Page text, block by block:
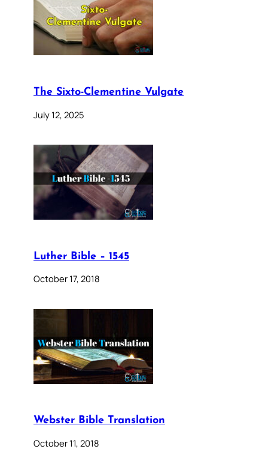
The Sixto-Clementine Vulgate
July 12, 2025
Luther Bible – 1545
October 17, 2018
Webster Bible Translation
October 11, 2018